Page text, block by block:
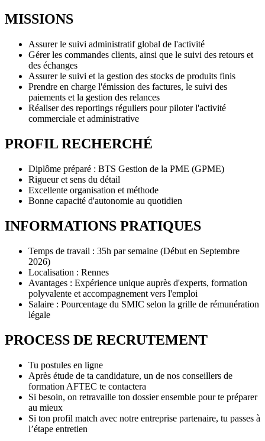
MISSIONS
Assurer le suivi administratif global de l'activité
Gérer les commandes clients, ainsi que le suivi des retours et
des échanges
Assurer le suivi et la gestion des stocks de produits finis
Prendre en charge l'émission des factures, le suivi des
paiements et la gestion des relances
Réaliser des reportings réguliers pour piloter l'activité
commerciale et administrative
PROFIL RECHERCHÉ
Diplôme préparé : BTS Gestion de la PME (GPME)
Rigueur et sens du détail
Excellente organisation et méthode
Bonne capacité d'autonomie au quotidien
INFORMATIONS PRATIQUES
Temps de travail : 35h par semaine (Début en Septembre
2026)
Localisation : Rennes
Avantages : Expérience unique auprès d'experts, formation
polyvalente et accompagnement vers l'emploi
Salaire : Pourcentage du SMIC selon la grille de rémunération
légale
PROCESS DE RECRUTEMENT
Tu postules en ligne
Après étude de ta candidature, un de nos conseillers de
formation AFTEC te contactera
Si besoin, on retravaille ton dossier ensemble pour te préparer
au mieux
Si ton profil match avec notre entreprise partenaire, tu passes à
l’étape entretien